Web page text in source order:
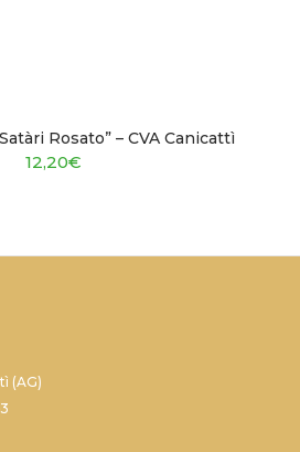
Rosato” – CVA Canicattì
12,20€
(AG)